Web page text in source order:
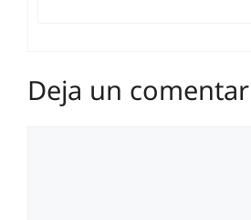
Deja un